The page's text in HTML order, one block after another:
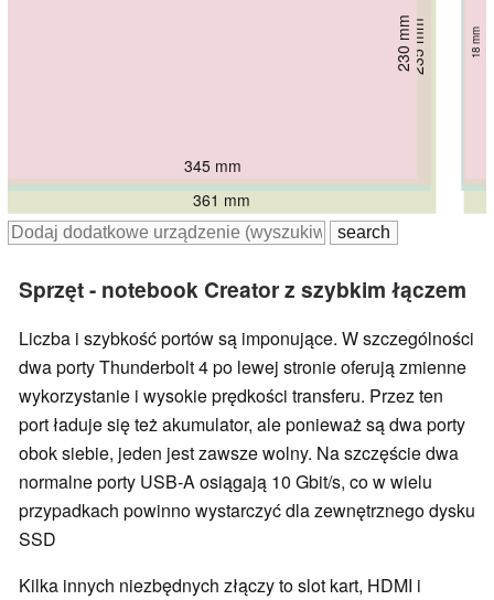
361 mm
259 mm 18.9 mm
356.3 mm
239.7 mm 21.2 mm
357 mm
234 mm 20.1 mm
357 mm
235 mm 18.9 mm
345 mm
230 mm 18 mm
Sprzęt - notebook Creator z szybkim łączem
Liczba i szybkość portów są imponujące. W szczególności
dwa porty Thunderbolt 4 po lewej stronie oferują zmienne
wykorzystanie i wysokie prędkości transferu. Przez ten
port ładuje się też akumulator, ale ponieważ są dwa porty
obok siebie, jeden jest zawsze wolny. Na szczęście dwa
normalne porty USB-A osiągają 10 Gbit/s, co w wielu
przypadkach powinno wystarczyć dla zewnętrznego dysku
SSD
Kilka innych niezbędnych złączy to slot kart, HDMI i